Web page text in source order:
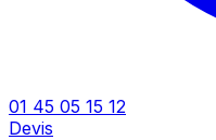
01 45 05 15 12
Devis